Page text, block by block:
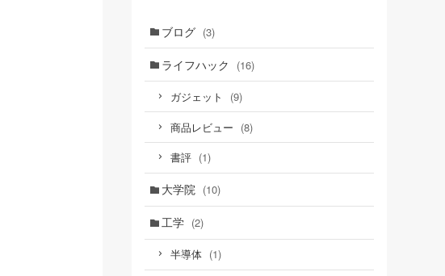
ブログ (3)
ライフハック (16)
ガジェット (9)
商品レビュー (8)
書評 (1)
大学院 (10)
工学 (2)
半導体 (1)